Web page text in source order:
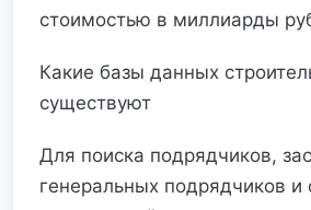
стоимостью в миллиарды
Какие базы данных
существуют
Для поиска подрядчиков,
генеральных подрядчиков и